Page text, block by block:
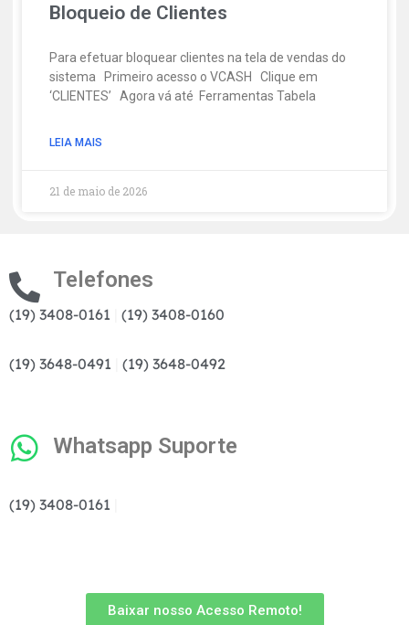
Bloqueio de Clientes
Para efetuar bloquear clientes na tela de vendas do
sistema Primeiro acesso o VCASH Clique em
‘CLIENTES’ Agora vá até Ferramentas Tabela
LEIA MAIS
21 de maio de 2026
Telefones
(19) 3408-0161 (19) 3408-0160
(19) 3648-0491 (19) 3648-0492
Whatsapp Suporte
(19) 3408-0161
Baixar nosso Acesso Remoto!